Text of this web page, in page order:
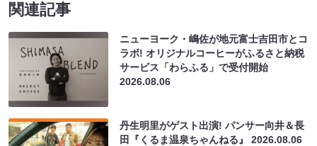
関連記事
ニューヨーク・嶋佐が地元富士吉田市とコ
ラボ! オリジナルコーヒーがふるさと納税
サービス「わらふる」で受付開始
2026.08.06
丹生明里がゲスト出演! パンサー向井＆長
田『くるま温泉ちゃんねる』2026.08.06